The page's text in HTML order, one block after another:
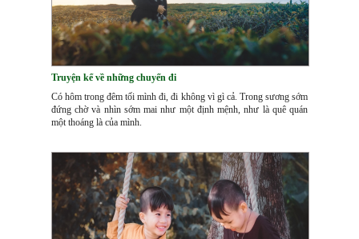
Truyện kể về những chuyến đi
Có hôm trong đêm tối mình đi, đi không vì gì cả. Trong sương sớm
đứng chờ và nhìn sớm mai như một định mệnh, như là quê quán
một thoáng là của mình.